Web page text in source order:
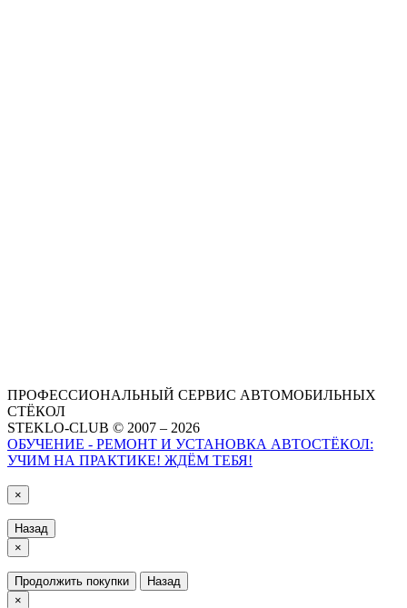
ПРОФЕССИОНАЛЬНЫЙ СЕРВИС АВТОМОБИЛЬНЫХ
СТЁКОЛ
STEKLO-CLUB © 2007 – 2026
ОБУЧЕНИЕ - РЕМОНТ И УСТАНОВКА АВТОСТЁКОЛ:
УЧИМ НА ПРАКТИКЕ! ЖДЁМ ТЕБЯ!
×
Назад
×
Продолжить покупки
Назад
×